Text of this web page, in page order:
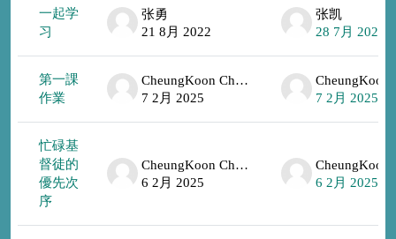
一起学
习
张勇
21 8月 2022
张凯
28 7月 2026
第一課
作業
CheungKoon Ching
7 2月 2025
7 2月 2025
忙碌基
督徒的
優先次
序
CheungKoon Ching
6 2月 2025
6 2月 2025